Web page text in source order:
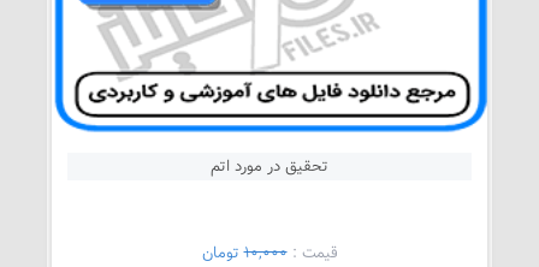
تحقیق در مورد اتم
قيمت :10,000تومان